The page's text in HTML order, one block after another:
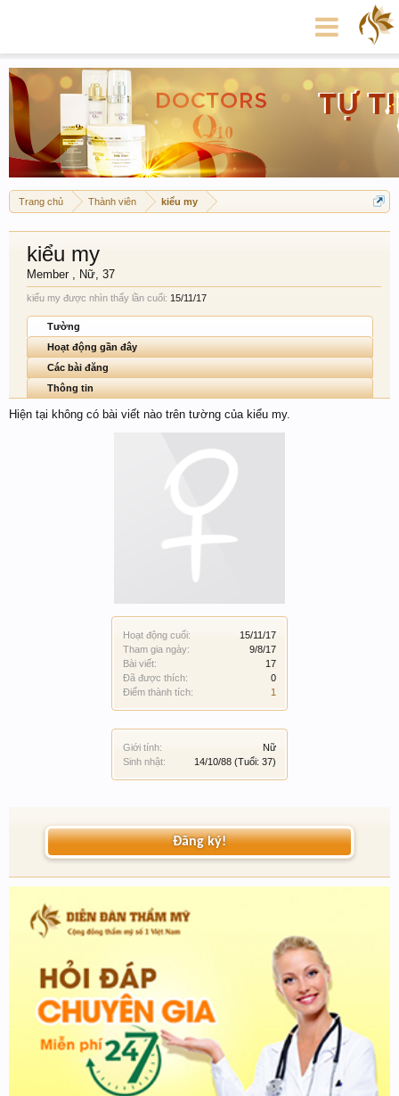
Trang chủ Thành viên kiểu my
Hoạt động cuối:
15/11/17
Tham gia ngày:
9/8/17
Bài viết:
17
Đã được thích:
0
Điểm thành tích:
1
Giới tính:
Nữ
Sinh nhật:
14/10/88 (Tuổi: 37)
kiểu my
Member , Nữ, 37
kiểu my được nhìn thấy lần cuối: 15/11/17
Tường
Hoạt động gần đây
Các bài đăng
Thông tin
Hiện tại không có bài viết nào trên tường của kiểu my.
Đăng ký!